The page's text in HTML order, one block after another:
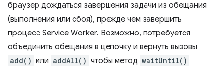
браузер дождаться завершения задачи из обещания
(выполнения или сбоя), прежде чем завершить
процесс Service Worker. Возможно, потребуется
объединить обещания в цепочку и вернуть вызовы
add() или addAll() чтобы метод waitUntil()